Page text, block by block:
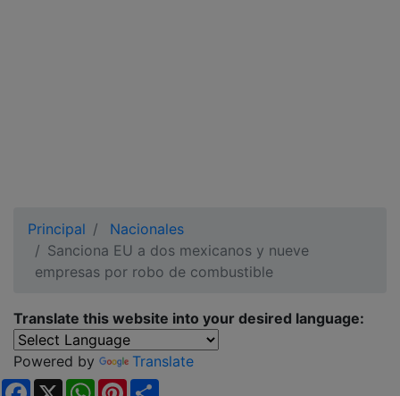
Principal
Nacionales
Sanciona EU a dos mexicanos y nueve
empresas por robo de combustible
Translate this website into your desired language:
Powered by
Translate
Facebook
X WhatsApp
Pinterest